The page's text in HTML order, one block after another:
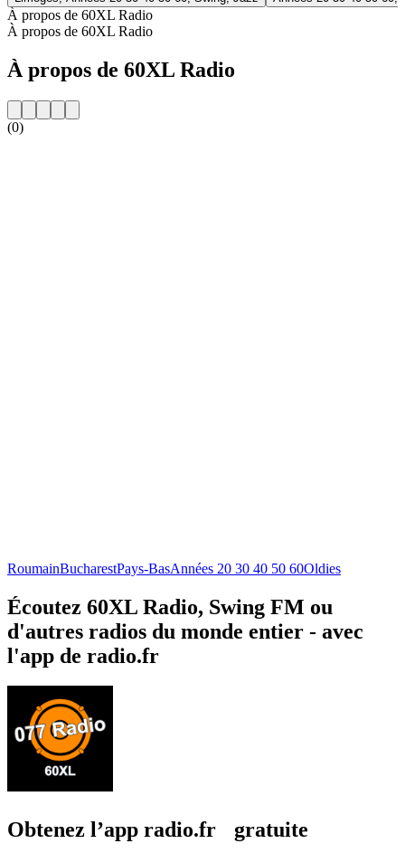
À propos de 60XL Radio
À propos de 60XL Radio
À propos de 60XL Radio
(0)
RoumainBucharestPays-BasAnnées 20 30 40 50 60Oldies
Écoutez 60XL Radio, Swing FM ou
d'autres radios du monde entier - avec
l'app de radio.fr
Obtenez l’app radio.fr gratuite